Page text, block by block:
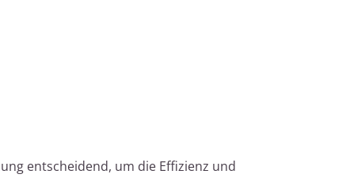
entscheidend, um die Effizienz und